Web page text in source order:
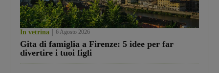
In vetrina 6 Agosto 2026
Gita di famiglia a Firenze: 5 idee per far
divertire i tuoi figli